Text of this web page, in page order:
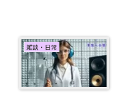
雑談・日常